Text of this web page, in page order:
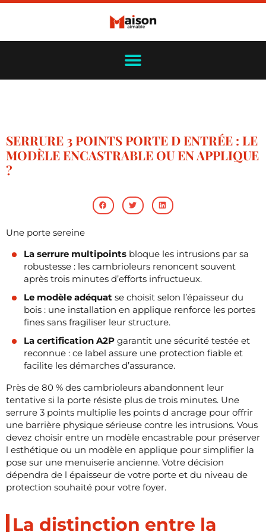
SERRURE 3 POINTS PORTE D ENTRÉE : LE
MODÈLE ENCASTRABLE OU EN APPLIQUE
?
Une porte sereine
La serrure multipoints bloque les intrusions par sa
robustesse : les cambrioleurs renoncent souvent
après trois minutes d’efforts infructueux.
Le modèle adéquat se choisit selon l’épaisseur du
bois : une installation en applique renforce les portes
fines sans fragiliser leur structure.
La certification A2P garantit une sécurité testée et
reconnue : ce label assure une protection fiable et
facilite les démarches d’assurance.
Près de 80 % des cambrioleurs abandonnent leur
tentative si la porte résiste plus de trois minutes. Une
serrure 3 points multiplie les points d ancrage pour offrir
une barrière physique sérieuse contre les intrusions. Vous
devez choisir entre un modèle encastrable pour préserver
l esthétique ou un modèle en applique pour simplifier la
pose sur une menuiserie ancienne. Votre décision
dépendra de l épaisseur de votre porte et du niveau de
protection souhaité pour votre foyer.
La distinction entre la